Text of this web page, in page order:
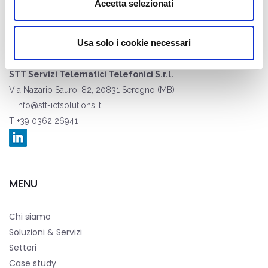
Accetta selezionati
Usa solo i cookie necessari
STT Servizi Telematici Telefonici S.r.l.
Via Nazario Sauro, 82, 20831 Seregno (MB)
E info@stt-ictsolutions.it
T +39 0362 26941
MENU
Chi siamo
Soluzioni & Servizi
Settori
Case study